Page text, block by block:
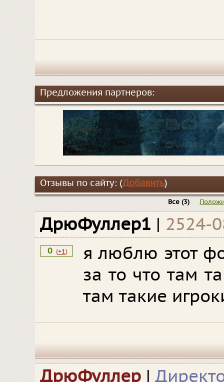
Предложения партнеров:
Отзывы по сайту: (Добавить)
Все (3)
ДрюФуллер1 | 2524-
0 (+1)
я люблю этот
за то что там
там такие
ДрюФуллер |